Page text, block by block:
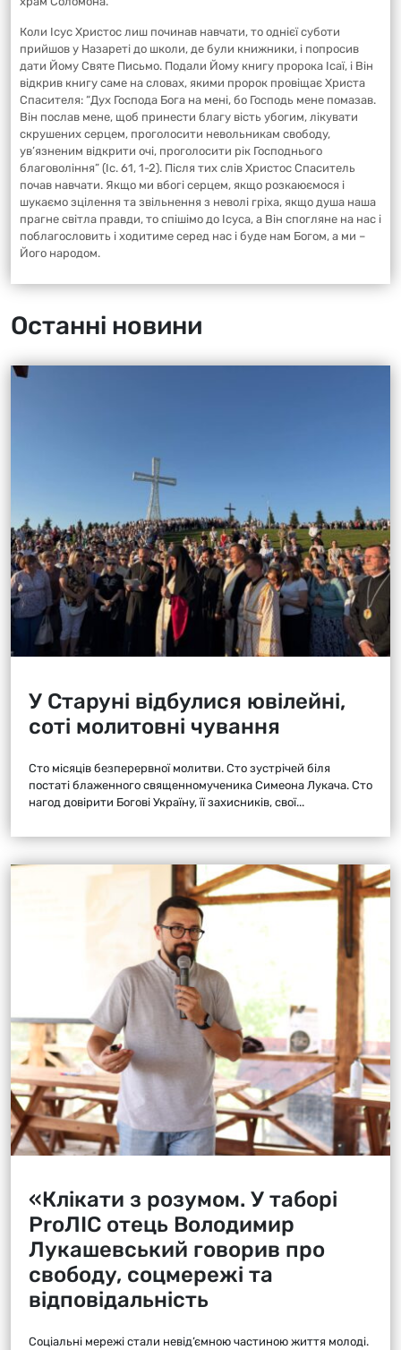
Коли Ісус Христос лиш починав навчати, то однієї суботи
прийшов у Назареті до школи, де були книжники, і попросив
дати Йому Святе Письмо. Подали Йому книгу пророка Ісаї, і Він
відкрив книгу саме на словах, якими пророк провіщає Христа
Спасителя: “Дух Господа Бога на мені, бо Господь мене помазав.
Він послав мене, щоб принести благу вість убогим, лікувати
скрушених серцем, проголосити невольникам свободу,
ув’язненим відкрити очі, проголосити рік Господнього
благовоління” (Іс. 61, 1-2). Після тих слів Христос Спаситель
почав навчати. Якщо ми вбогі серцем, якщо розкаюємося і
шукаємо зцілення та звільнення з неволі гріха, якщо душа наша
прагне світла правди, то спішімо до Ісуса, а Він спогляне на нас і
поблагословить і ходитиме серед нас і буде нам Богом, а ми –
Його народом.
Останні новини
У Старуні відбулися ювілейні,
соті молитовні чування
Сто місяців безперервної молитви. Сто зустрічей біля
постаті блаженного священномученика Симеона Лукача. Сто
нагод довірити Богові Україну, її захисників, свої...
«Клікати з розумом. У таборі
ProЛІС отець Володимир
Лукашевський говорив про
свободу, соцмережі та
відповідальність
Соціальні мережі стали невід’ємною частиною життя молоді.